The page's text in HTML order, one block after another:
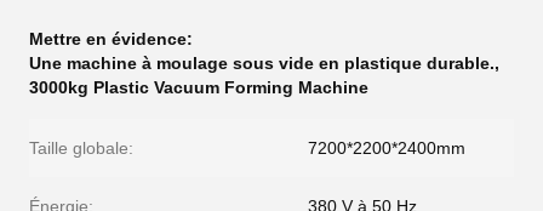
Mettre en évidence:
Une machine à moulage sous vide en plastique durable.,
3000kg Plastic Vacuum Forming Machine
Taille globale: 7200*2200*2400mm
Énergie: 380 V à 50 Hz